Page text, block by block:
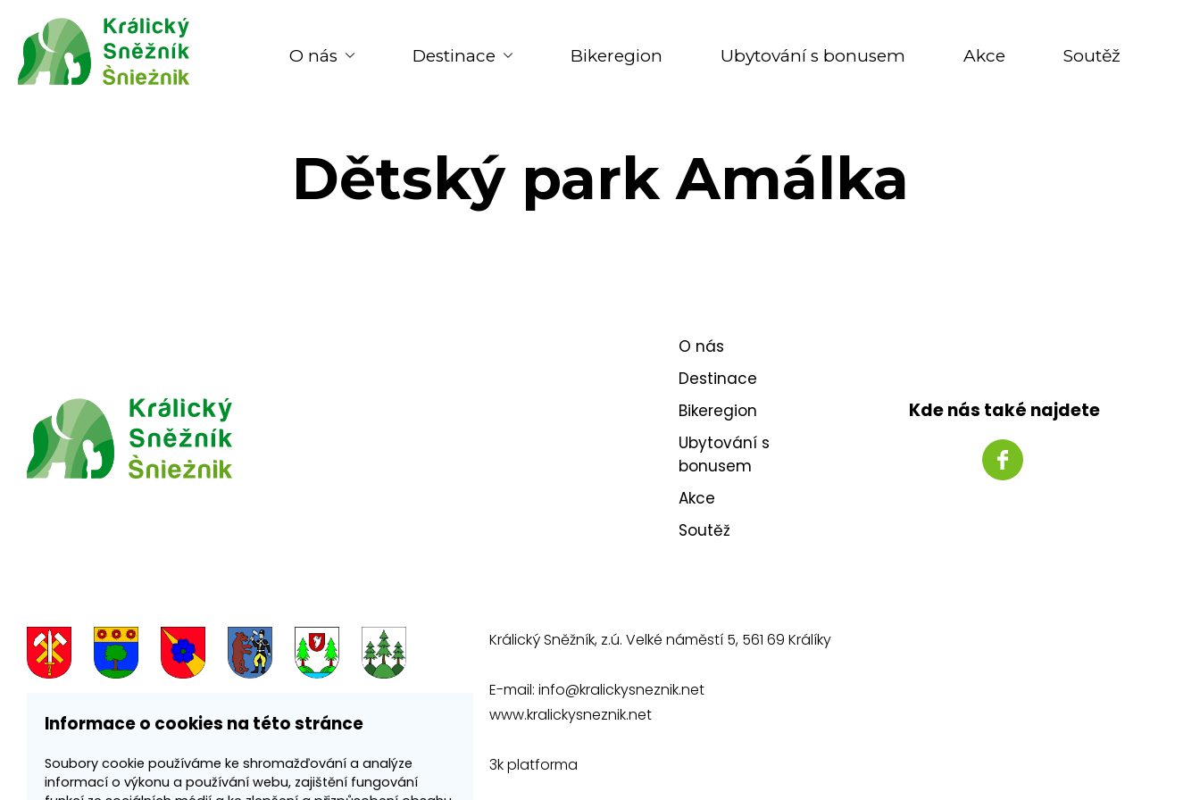
Informace o cookies na této stránce
Soubory cookie používáme ke shromažďování a analýze
informací o výkonu a používání webu, zajištění fungování
O nás Destinace Bikeregion Ubytování s bonusem Akce Soutěž
Dětský park Amálka
O nás
Destinace
Bikeregion
Ubytování s
bonusem
Akce
Soutěž
Kde nás také najdete
Králický Sněžník, z.ú. Velké náměstí 5, 561 69 Králíky
E-mail:info@kralickysneznik.net
www.kralickysneznik.net
3k platforma